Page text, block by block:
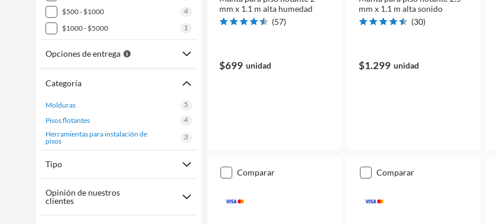
$500 - $1000
4
$1000 - $5000
1
Opciones de entrega
Categoría
molduras
5
pisos flotantes
4
herramientas para instalación de
pisos
3
Tipo
Opinión de nuestros
clientes
mm x 1.1 m alta humedad
(57)
$699 unidad
mm x 1.1 m alta sonido
(30)
$1.299 unidad
comparar comparar